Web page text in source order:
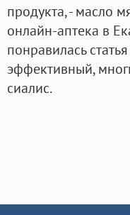
продукта, - масло
онлайн-аптека в
понравилась
эффективный,
сиалис.